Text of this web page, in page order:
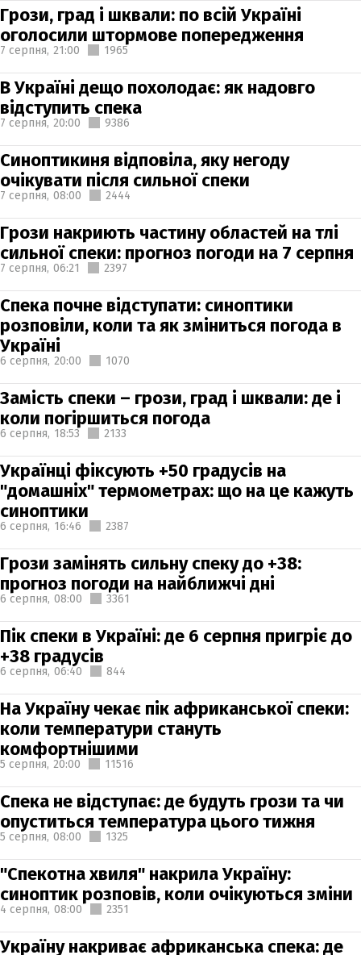
Грози, град і шквали: по всій Україні
оголосили штормове попередження
7 серпня, 21:00 1965
В Україні дещо похолодає: як надовго
відступить спека
7 серпня, 20:00 9386
Синоптикиня відповіла, яку негоду
очікувати після сильної спеки
7 серпня, 08:00 2444
Грози накриють частину областей на тлі
сильної спеки: прогноз погоди на 7 серпня
7 серпня, 06:21 2397
Спека почне відступати: синоптики
розповіли, коли та як зміниться погода в
Україні
6 серпня, 20:00 1070
Замість спеки – грози, град і шквали: де і
коли погіршиться погода
6 серпня, 18:53 2133
Українці фіксують +50 градусів на
"домашніх" термометрах: що на це кажуть
синоптики
6 серпня, 16:46 2387
Грози замінять сильну спеку до +38:
прогноз погоди на найближчі дні
6 серпня, 08:00 3361
Пік спеки в Україні: де 6 серпня пригріє до
+38 градусів
6 серпня, 06:40 844
На Україну чекає пік африканської спеки:
коли температури стануть
комфортнішими
5 серпня, 20:00 11516
Спека не відступає: де будуть грози та чи
опуститься температура цього тижня
5 серпня, 08:00 1325
"Спекотна хвиля" накрила Україну:
синоптик розповів, коли очікуються зміни
4 серпня, 08:00 2351
Україну накриває африканська спека: де